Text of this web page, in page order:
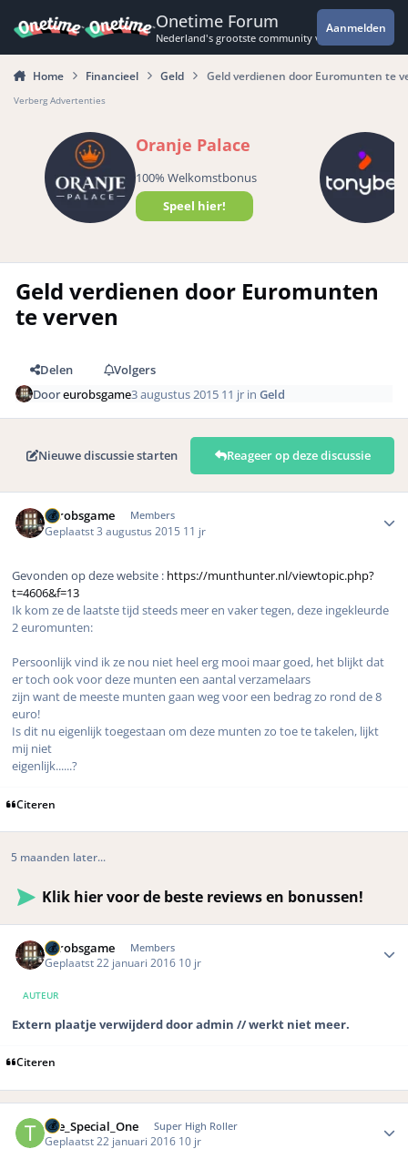
Onetime Forum
Nederland's grootste community voor de
Aanmelden
Home Financieel Geld Geld verdienen door Euromunten te
Verberg Advertenties
Oranje Palace
100% Welkomstbonus
Speel hier!
Geld verdienen door Euromunten
te verven
Delen
Volgers
Dooreurobsgame3 augustus 2015 11 jr inGeld
Nieuwe discussie starten Reageer op deze discussie
eurobsgame Members
Geplaatst 3 augustus 2015 11 jr
Gevonden op deze website : https://munthunter.nl/viewtopic.php?
t=4606&f=13
Ik kom ze de laatste tijd steeds meer en vaker tegen, deze ingekleurde
2 euromunten:
Persoonlijk vind ik ze nou niet heel erg mooi maar goed, het blijkt dat
er toch ook voor deze munten een aantal verzamelaars
zijn want de meeste munten gaan weg voor een bedrag zo rond de 8
euro!
Is dit nu eigenlijk toegestaan om deze munten zo toe te takelen, lijkt
mij niet
eigenlijk......?
Citeren
5 maanden later...
Klik hier voor de beste reviews en bonussen!
eurobsgame Members
Geplaatst 22 januari 2016 10 jr
AUTEUR
Extern plaatje verwijderd door admin // werkt niet meer.
Citeren
The_Special_One Super High Roller
Geplaatst 22 januari 2016 10 jr